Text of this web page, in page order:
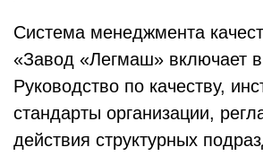
Система менеджмента
«Завод «Легмаш» включает
Руководство по качеству,
стандарты организации,
действия структурных